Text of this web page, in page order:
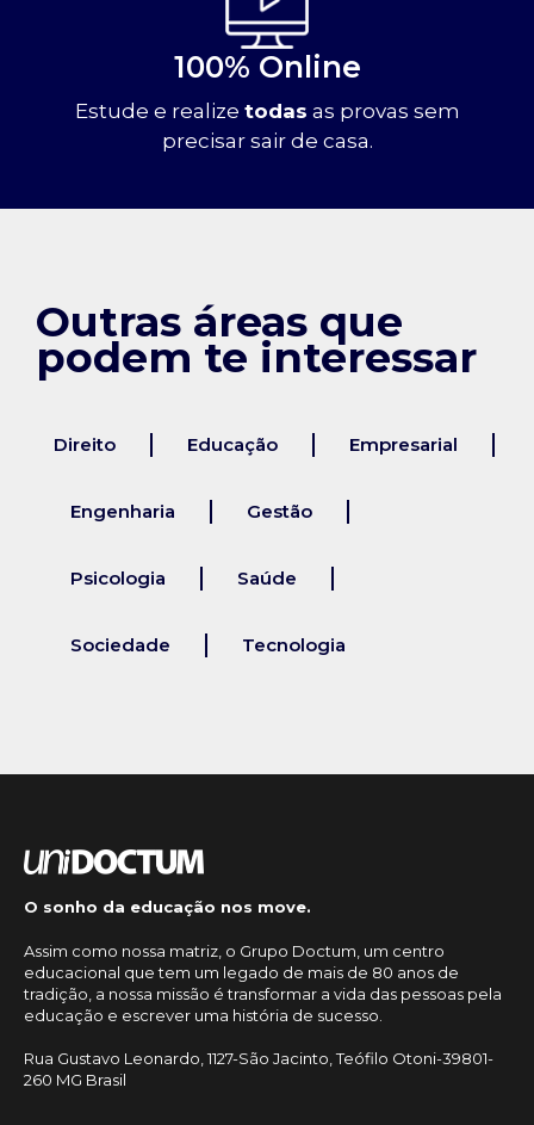
100% Online
Estude e realize todas as provas sem
precisar sair de casa.
Outras áreas que
podem te interessar
Direito Educação Empresarial
Engenharia Gestão
Psicologia Saúde
Sociedade Tecnologia
O sonho da educação nos move.
Assim como nossa matriz, o Grupo Doctum, um centro
educacional que tem um legado de mais de 80 anos de
tradição, a nossa missão é transformar a vida das pessoas pela
educação e escrever uma história de sucesso.
Rua Gustavo Leonardo, 1127-São Jacinto, Teófilo Otoni-39801-
260 MG Brasil